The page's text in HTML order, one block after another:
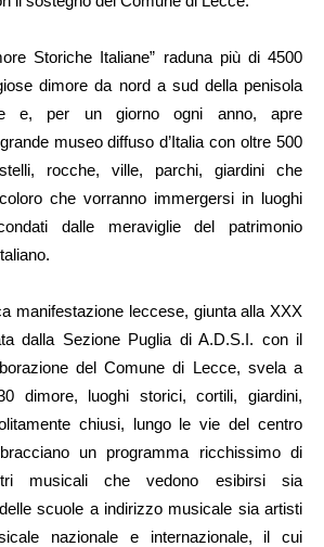
Storiche Italiane” raduna più di 4500
dimore da nord a sud della penisola
e, per un giorno ogni anno, apre
museo diffuso d’Italia con oltre 500
rocche, ville, parchi, giardini che
che vorranno immergersi in luoghi
dalle meraviglie del patrimonio
manifestazione leccese, giunta alla XXX
dalla Sezione Puglia di A.D.S.I. con il
del Comune di Lecce, svela a
dimore, luoghi storici, cortili, giardini,
chiusi, lungo le vie del centro
un programma ricchissimo di
musicali che vedono esibirsi sia
scuole a indirizzo musicale sia artisti
nazionale e internazionale, il cui